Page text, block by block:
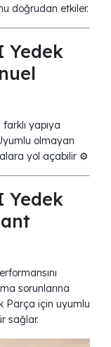
doğrudan etkiler.
Yedek
yapıya
olmayan
yol açabilir ⚙️
Yedek
sorunlarına
Parça için uyumlu
sağlar.